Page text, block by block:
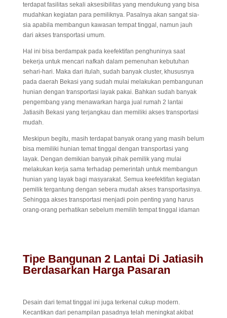
terdapat fasilitas sekali aksesibilitas yang mendukung yang bisa
mudahkan kegiatan para pemiliknya. Pasalnya akan sangat sia-
sia apabila membangun kawasan tempat tinggal, namun jauh
dari akses transportasi umum.
Hal ini bisa berdampak pada keefektifan penghuninya saat
bekerja untuk mencari nafkah dalam pemenuhan kebutuhan
sehari-hari. Maka dari itulah, sudah banyak cluster, khususnya
pada daerah Bekasi yang sudah mulai melakukan pembangunan
hunian dengan transportasi layak pakai. Bahkan sudah banyak
pengembang yang menawarkan harga jual rumah 2 lantai
Jatiasih Bekasi yang terjangkau dan memiliki akses transportasi
mudah.
Meskipun begitu, masih terdapat banyak orang yang masih belum
bisa memiliki hunian temat tinggal dengan transportasi yang
layak. Dengan demikian banyak pihak pemilik yang mulai
melakukan kerja sama terhadap pemerintah untuk membangun
hunian yang layak bagi masyarakat. Semua keefektifan kegiatan
pemilik tergantung dengan sebera mudah akses transportasinya.
Sehingga akses transportasi menjadi poin penting yang harus
orang-orang perhatikan sebelum memilih tempat tinggal idaman
Tipe Bangunan 2 Lantai Di Jatiasih
Berdasarkan Harga Pasaran
Desain dari temat tinggal ini juga terkenal cukup modern.
Kecantikan dari penampilan pasadnya telah meningkat akibat